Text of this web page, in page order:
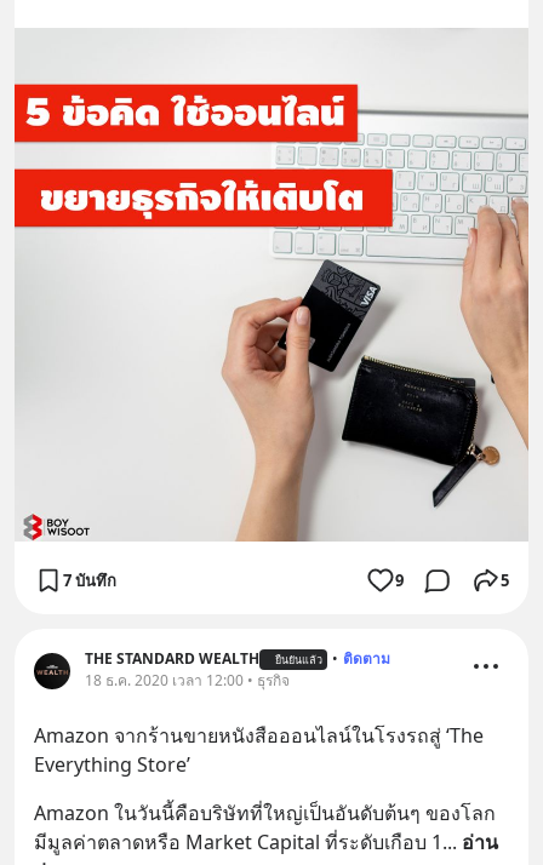
7 บันทึก 9 5
THE STANDARD WEALTH ยืนยันแล้ว • ติดตาม
18 ธ.ค. 2020 เวลา 12:00 • ธุรกิจ
Amazon จากร้านขายหนังสือออนไลน์ในโรงรถสู่ ‘The
Everything Store’
Amazon ในวันนี้คือบริษัทที่ใหญ่เป็นอันดับต้นๆ ของโลก
มีมูลค่าตลาดหรือ Market Capital ที่ระดับเกือบ 1... อ่าน